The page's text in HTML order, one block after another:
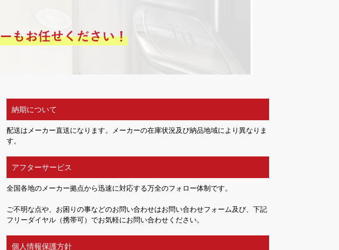
納期について
配送はメーカー直送になります。メーカーの在庫状況及び納品地域により異なりま
す。
アフターサービス
全国各地のメーカー拠点から迅速に対応する万全のフォロー体制です。
ご不明な点や、お困りの事などのお問い合わせはお問い合わせフォーム及び、下記
フリーダイヤル（携帯可）でお気軽にお問い合わせください。
個人情報保護方針